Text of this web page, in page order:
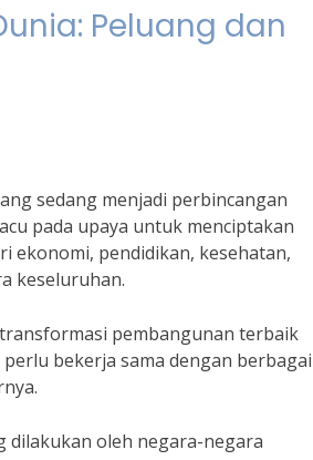
Peluang dan
sedang menjadi perbincangan
pada upaya untuk menciptakan
ekonomi, pendidikan, kesehatan,
keseluruhan.
pembangunan terbaik
bekerja sama dengan berbagai
dilakukan oleh negara-negara